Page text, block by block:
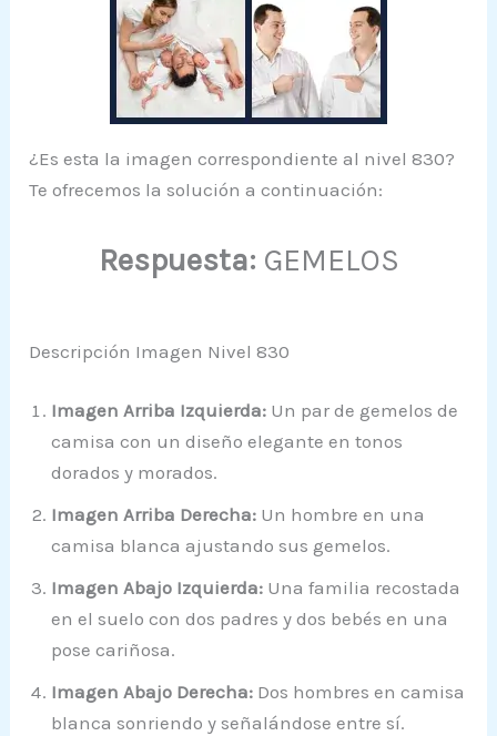
¿Es esta la imagen correspondiente al nivel 830?
Te ofrecemos la solución a continuación:
Respuesta: GEMELOS
Descripción Imagen Nivel 830
Imagen Arriba Izquierda: Un par de gemelos de
camisa con un diseño elegante en tonos
dorados y morados.
Imagen Arriba Derecha: Un hombre en una
camisa blanca ajustando sus gemelos.
Imagen Abajo Izquierda: Una familia recostada
en el suelo con dos padres y dos bebés en una
pose cariñosa.
Imagen Abajo Derecha: Dos hombres en camisa
blanca sonriendo y señalándose entre sí.